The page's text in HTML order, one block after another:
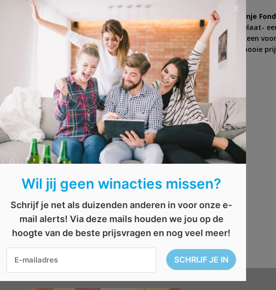
De set bestaat uit 4 mooie mokken en 4 theetips. Het Oranje
je kans. Wie weet kan jij -wanneer de situatie het weer toelaat-
vrienden en familie. Een samenleving waar niemand er alleen
dus optimaal gebruik van je corona-quarantaine en win mooie
,theeset vrijwilliger,vrijwilligerswerk
Wil jij geen winacties missen?
Schrijf je net als duizenden anderen in voor onze e-
mail alerts! Via deze mails houden we jou op de
hoogte van de beste prijsvragen en nog veel meer!
×